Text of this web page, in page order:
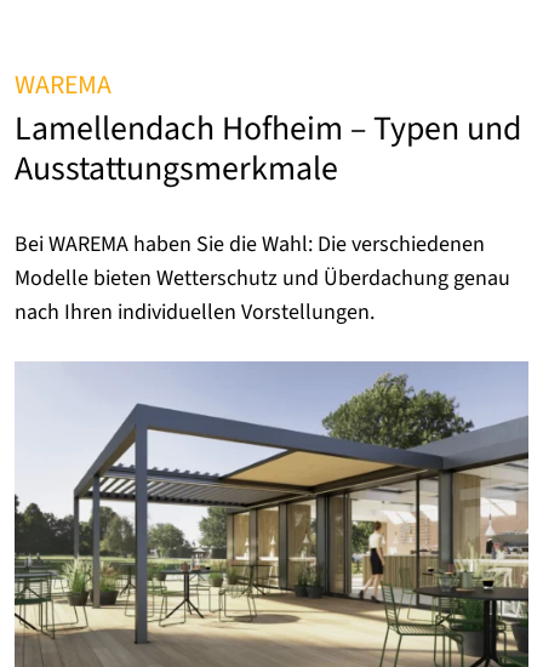
WAREMA
Lamellendach Hofheim – Typen und
Ausstattungsmerkmale
Bei WAREMA haben Sie die Wahl: Die verschiedenen
Modelle bieten Wetterschutz und Überdachung genau
nach Ihren individuellen Vorstellungen.